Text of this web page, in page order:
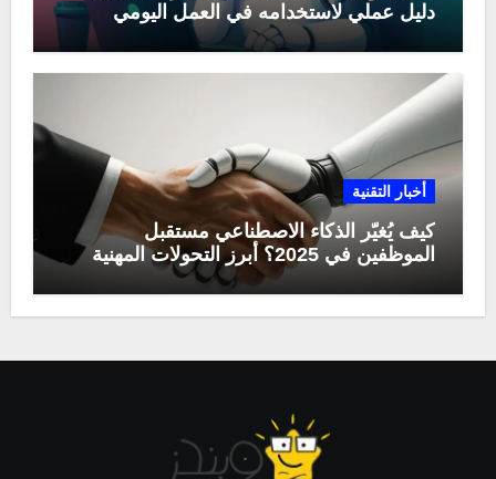
دليل عملي لاستخدامه في العمل اليومي
أخبار التقنية
كيف يُغيّر الذكاء الاصطناعي مستقبل
الموظفين في 2025؟ أبرز التحولات المهنية